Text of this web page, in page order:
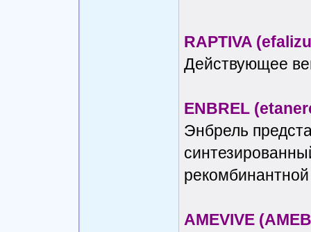
RAPTIVA
Действующее
ENBREL
Энбрель
AMEVIVE